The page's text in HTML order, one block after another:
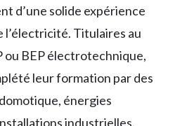
d’une solide expérience
l’électricité. Titulaires au
ou BEP électrotechnique,
leur formation par des
énergies
industrielles.